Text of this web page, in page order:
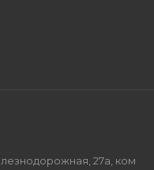
27а, ком